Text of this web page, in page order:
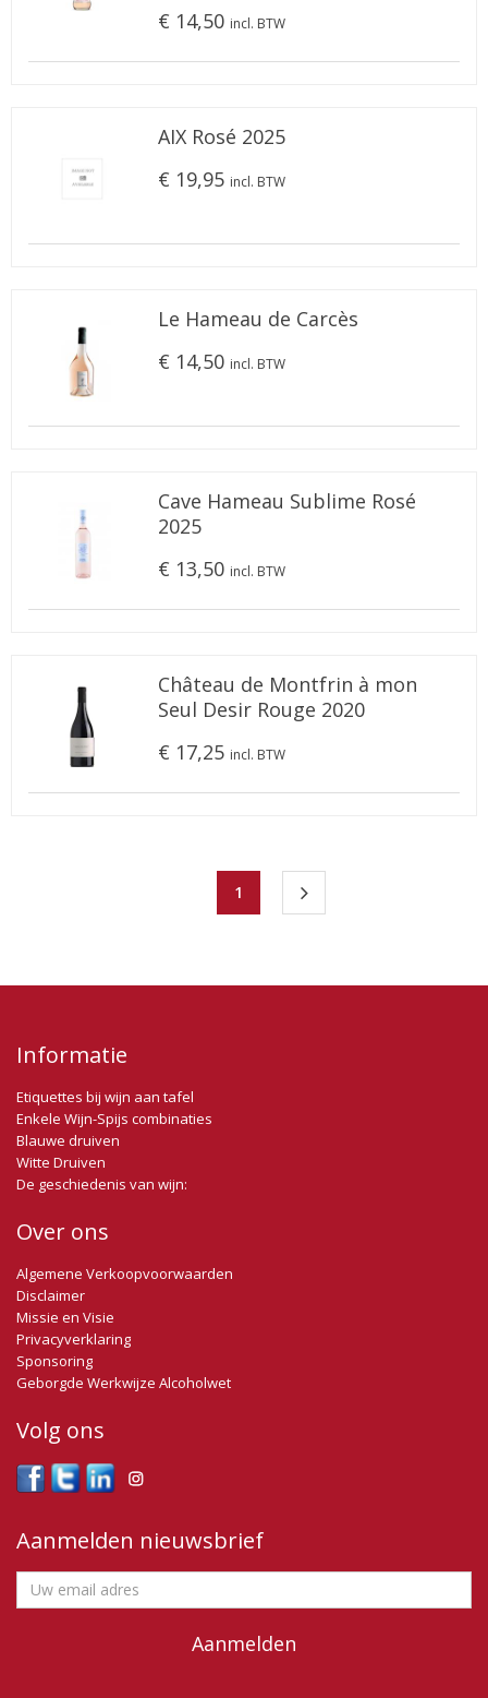
€ 14,50 incl. BTW
AIX Rosé 2025
€ 19,95 incl. BTW
Le Hameau de Carcès
€ 14,50 incl. BTW
Cave Hameau Sublime Rosé
2025
€ 13,50 incl. BTW
Château de Montfrin à mon
Seul Desir Rouge 2020
€ 17,25 incl. BTW
1
Informatie
Etiquettes bij wijn aan tafel
Enkele Wijn-Spijs combinaties
Blauwe druiven
Witte Druiven
De geschiedenis van wijn:
Over ons
Algemene Verkoopvoorwaarden
Disclaimer
Missie en Visie
Privacyverklaring
Sponsoring
Geborgde Werkwijze Alcoholwet
Volg ons
Aanmelden nieuwsbrief